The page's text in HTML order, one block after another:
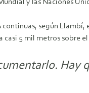
y las Naciones
según
casi 5 mil metros sobre
Hay